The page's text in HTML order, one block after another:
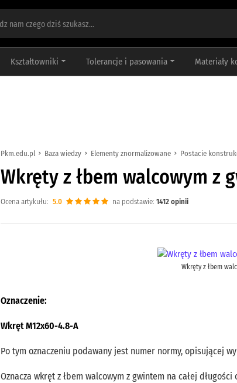
Kształtowniki Tolerancje i pasowania Materiały
Pkm.edu.pl Baza wiedzy Elementy znormalizowane Postacie
Wkręty z łbem walcowym z
Ocena artykułu: 5.0 na podstawie: 1412 opinii
Wkręty z łbem
Oznaczenie:
Wkręt M12x60-4.8-A
Po tym oznaczeniu podawany jest numer normy, opisującej
Oznacza wkręt z łbem walcowym z gwintem na całej długości